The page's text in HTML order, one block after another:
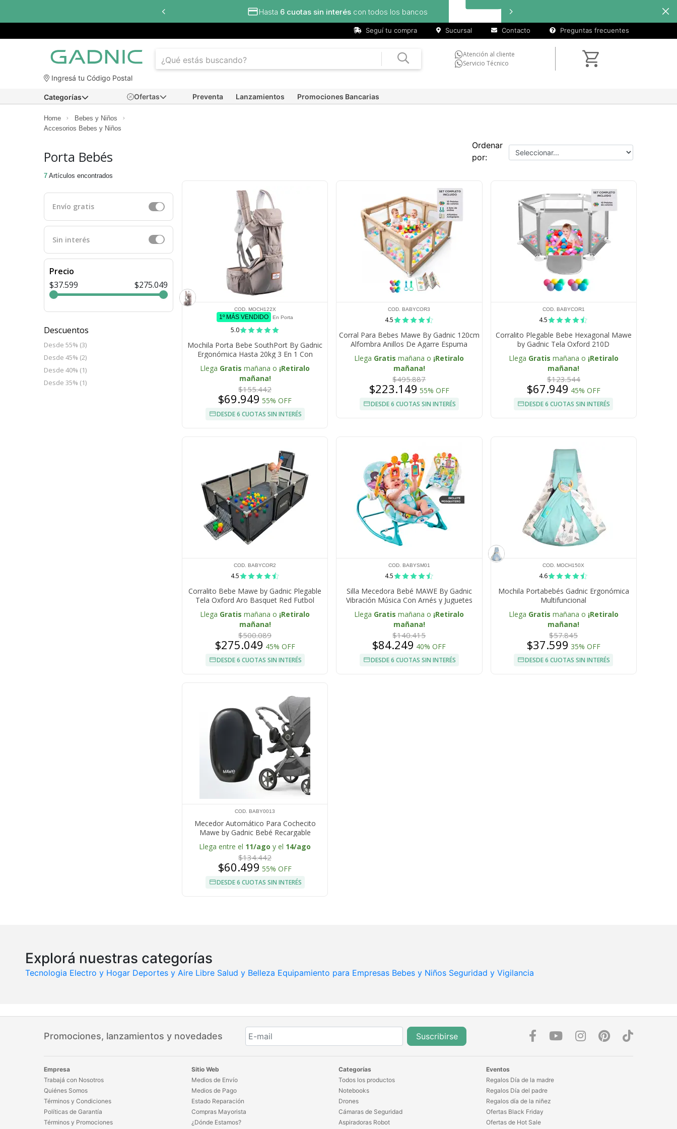
Hasta6 cuotas sin interéscon todos los bancos
Seguí tu compra Sucursal Contacto Preguntas frecuentes
Atención al cliente
Servicio Técnico
Ingresá tu Código Postal
Ofertas Preventa Lanzamientos Promociones Bancarias
Categorías
Home
Bebes y Niños
Accesorios Bebes y Niños
Porta Bebés
7 Artículos encontrados
Envío gratis
Sin interés
Precio
$37.599
$275.049
Descuentos
Desde 55% (3)
Desde 45% (2)
Desde 40% (1)
Desde 35% (1)
Ordenar
por:
COD. MOCH122X
1º MÁS VENDIDO En Porta
5.0
Mochila Porta Bebe SouthPort By Gadnic
Ergonómica Hasta 20kg 3 En 1 Con
Soporte Lumbar
Llega Gratis mañana o ¡Retiralo
mañana!
$155.442
$69.949 55% OFF
DESDE 6 CUOTAS SIN INTERÉS
COD. BABYCOR3
4.5
Corral Para Bebes Mawe By Gadnic 120cm
Alfombra Anillos De Agarre Espuma
Llega Gratis mañana o ¡Retiralo
mañana!
$495.887
$223.149 55% OFF
DESDE 6 CUOTAS SIN INTERÉS
COD. BABYCOR1
4.5
Corralito Plegable Bebe Hexagonal Mawe
by Gadnic Tela Oxford 210D
Llega Gratis mañana o ¡Retiralo
mañana!
$123.544
$67.949 45% OFF
DESDE 6 CUOTAS SIN INTERÉS
COD. BABYCOR2
4.5
Corralito Bebe Mawe by Gadnic Plegable
Tela Oxford Aro Basquet Red Futbol
Llega Gratis mañana o ¡Retiralo
mañana!
$500.089
$275.049 45% OFF
DESDE 6 CUOTAS SIN INTERÉS
COD. BABYSM01
4.5
Silla Mecedora Bebé MAWE By Gadnic
Vibración Música Con Arnés y Juguetes
Llega Gratis mañana o ¡Retiralo
mañana!
$140.415
$84.249 40% OFF
DESDE 6 CUOTAS SIN INTERÉS
COD. MOCH150X
4.6
Mochila Portabebés Gadnic Ergonómica
Multifuncional
Llega Gratis mañana o ¡Retiralo
mañana!
$57.845
$37.599 35% OFF
DESDE 6 CUOTAS SIN INTERÉS
COD. BABY0013
Mecedor Automático Para Cochecito
Mawe by Gadnic Bebé Recargable
Llega entre el 11/ago y el 14/ago
$134.442
$60.499 55% OFF
DESDE 6 CUOTAS SIN INTERÉS
Explorá nuestras categorías
Tecnologia Electro y Hogar Deportes y Aire Libre Salud y Belleza Equipamiento para Empresas Bebes y Niños Seguridad y Vigilancia
Promociones, lanzamientos y novedades Suscribirse
Empresa
Trabajá con Nosotros
Quiénes Somos
Términos y Condiciones
Políticas de Garantía
Términos y Promociones
Sitio Web
Medios de Envío
Medios de Pago
Estado Reparación
Compras Mayorista
¿Dónde Estamos?
Categorías
Todos los productos
Notebooks
Drones
Cámaras de Seguridad
Aspiradoras Robot
Eventos
Regalos Día de la madre
Regalos Día del padre
Regalos día de la niñez
Ofertas Black Friday
Ofertas de Hot Sale